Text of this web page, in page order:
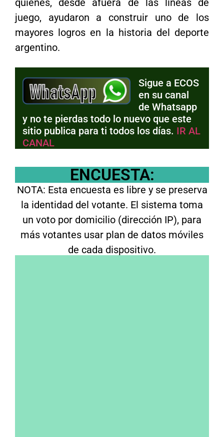
juego, ayudaron a construir uno de los
mayores logros en la historia del deporte
argentino.
Sigue a ECOS
en su canal
de Whatsapp
y no te pierdas todo lo nuevo que este
sitio publica para ti todos los días. IR AL
CANAL
ENCUESTA:
NOTA: Esta encuesta es libre y se preserva
la identidad del votante. El sistema toma
un voto por domicilio (dirección IP), para
más votantes usar plan de datos móviles
de cada dispositivo.